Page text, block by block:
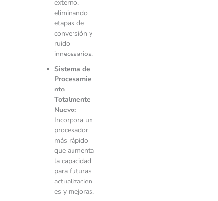
externo,
eliminando
etapas de
conversión y
ruido
innecesarios.
Sistema de
Procesamie
nto
Totalmente
Nuevo:
Incorpora un
procesador
más rápido
que aumenta
la capacidad
para futuras
actualizacion
es y mejoras.